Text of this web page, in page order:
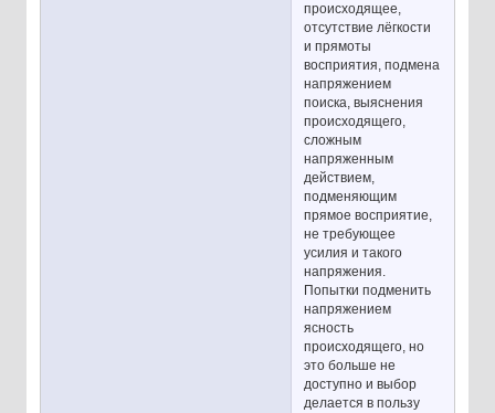
происходящее,
отсутствие лёгкости
и прямоты
восприятия, подмена
напряжением
поиска, выяснения
происходящего,
сложным
напряженным
действием,
подменяющим
прямое восприятие,
не требующее
усилия и такого
напряжения.
Попытки подменить
напряжением
ясность
происходящего, но
это больше не
доступно и выбор
делается в пользу